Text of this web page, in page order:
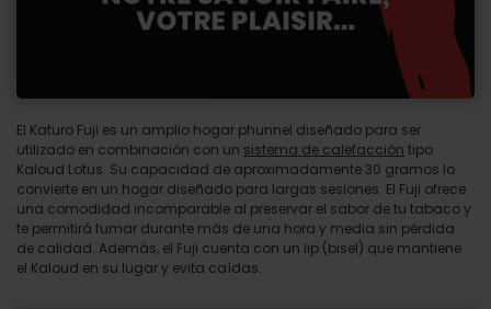
El Katuro Fuji es un amplio hogar phunnel diseñado para ser
utilizado en combinación con un sistema de calefacción tipo
Kaloud Lotus. Su capacidad de aproximadamente 30 gramos lo
convierte en un hogar diseñado para largas sesiones. El Fuji ofrece
una comodidad incomparable al preservar el sabor de tu tabaco y
te permitirá fumar durante más de una hora y media sin pérdida
de calidad. Además, el Fuji cuenta con un lip (bisel) que mantiene
el Kaloud en su lugar y evita caídas.